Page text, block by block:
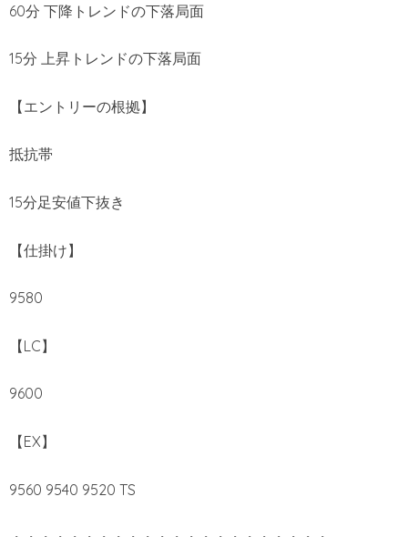
60分 下降トレンドの下落局面
15分 上昇トレンドの下落局面
【エントリーの根拠】
抵抗帯
15分足安値下抜き
【仕掛け】
9580
【LC】
9600
【EX】
9560 9540 9520 TS